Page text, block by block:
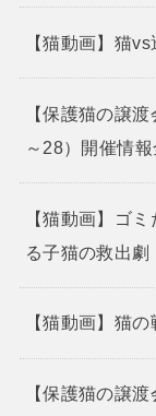
【猫動画】猫
【保護猫の譲
～28）開催情
【猫動画】ゴ
る子猫の救出劇
【猫動画】猫
【保護猫の譲